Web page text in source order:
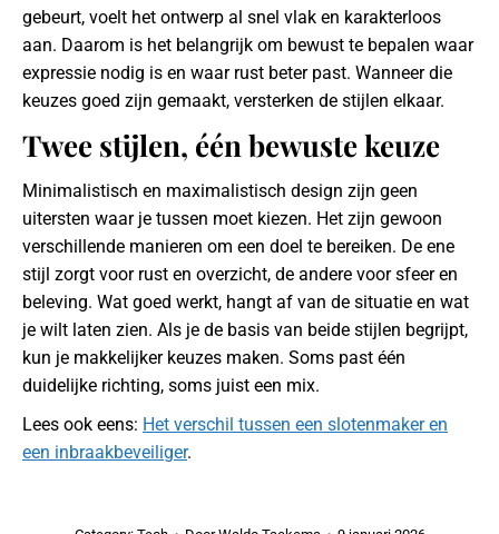
gebeurt, voelt het ontwerp al snel vlak en karakterloos
aan. Daarom is het belangrijk om bewust te bepalen waar
expressie nodig is en waar rust beter past. Wanneer die
keuzes goed zijn gemaakt, versterken de stijlen elkaar.
Twee stijlen, één bewuste keuze
Minimalistisch en maximalistisch design zijn geen
uitersten waar je tussen moet kiezen. Het zijn gewoon
verschillende manieren om een doel te bereiken. De ene
stijl zorgt voor rust en overzicht, de andere voor sfeer en
beleving. Wat goed werkt, hangt af van de situatie en wat
je wilt laten zien. Als je de basis van beide stijlen begrijpt,
kun je makkelijker keuzes maken. Soms past één
duidelijke richting, soms juist een mix.
Lees ook eens: Het verschil tussen een slotenmaker en
een inbraakbeveiliger.